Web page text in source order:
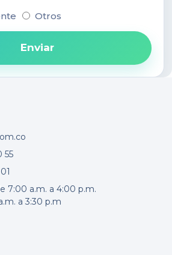
Otros
Enviar
55
7:00 a.m. a 4:00 p.m.
a 3:30 p.m